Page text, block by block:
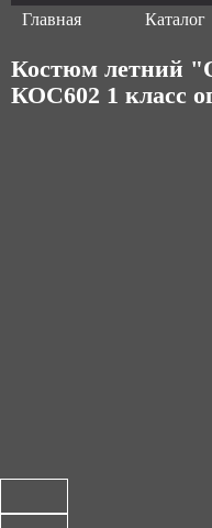
Главная Каталог
Костюм летний
КОС602 1 класс